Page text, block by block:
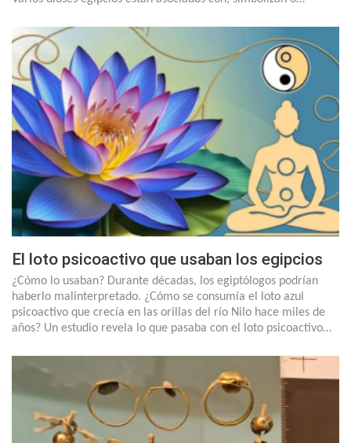
El loto psicoactivo que usaban los egipcios
¿Cómo lo usaban? Durante décadas, los egiptólogos podrían
haberlo malinterpretado. ¿Cómo se consumía el loto azul
psicoactivo que crecía en las orillas del río Nilo hace miles de
años? Un estudio revela lo que pasaba con el loto psicoactivo…